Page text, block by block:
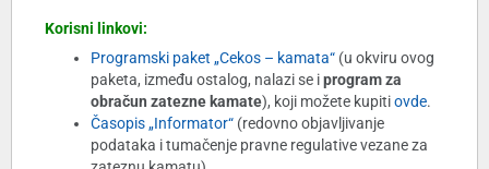
Korisni linkovi:
Programski paket „Cekos – kamata“ (u okviru ovog
paketa, između ostalog, nalazi se iprogram za
obračun zatezne kamate), koji možete kupitiovde.
Časopis „Informator“ (redovno objavljivanje
podataka i tumačenje pravne regulative vezane za